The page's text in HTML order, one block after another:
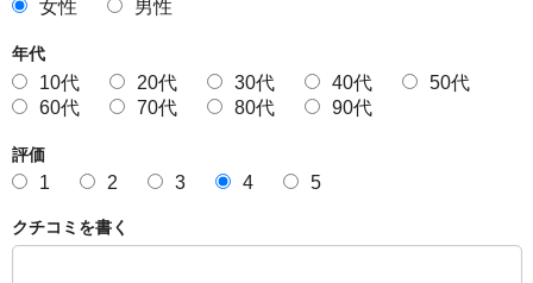
女性 男性
年代
10代 20代 30代 40代
50代
60代
70代 80代 90代
評価
1 2 3 4 5
クチコミを書く